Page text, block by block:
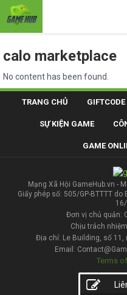
calo marketplace
No content has been found.
TRANG CHỦ GIFTCODE
SỰ KIỆN GAME
GAME
Mạng Xã Hội GameHub.vn -
Giấy phép số: 505/GP-BTTTT
Đơn vị chủ quản:
Chịu trách
Địa chỉ: Le Building, số 11,
Email:
Terms